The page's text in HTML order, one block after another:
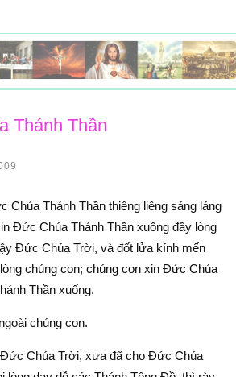
Thánh Thần
Chúa Thánh Thần thiêng liêng sáng láng
Đức Chúa Thánh Thần xuống đầy lòng
Đức Chúa Trời, và đốt lửa kính mến
chúng con; chúng con xin Đức Chúa
Thần xuống.
chúng con.
Chúa Trời, xưa đã cho Đức Chúa